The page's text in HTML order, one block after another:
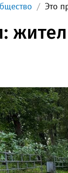
Это